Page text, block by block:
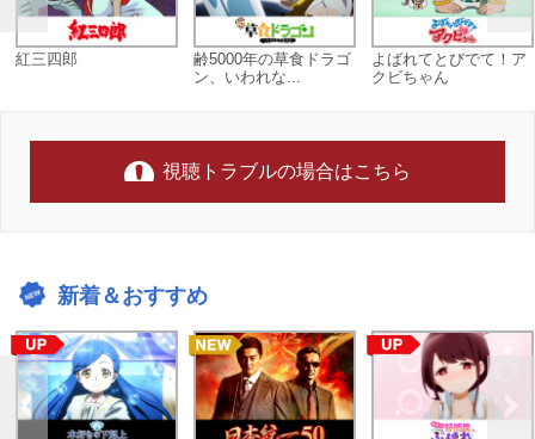
紅三四郎
齢5000年の草食ドラゴ
ン、いわれな...
よばれてとびでて！ア
クビちゃん
視聴トラブルの場合はこちら
新着＆おすすめ